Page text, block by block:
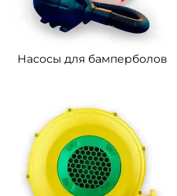
Насосы для бамперболов